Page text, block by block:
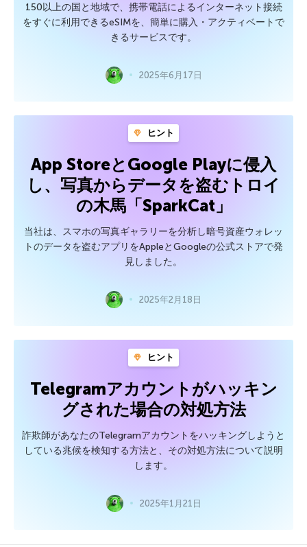
150以上の国と地域で、携帯電話によるインターネット接続
をすぐに利用できるeSIMを、簡単に購入・アクティベートで
きるサービスです。
2025年6月17日
ヒント
App StoreとGoogle Playに侵入
し、写真からデータを盗むトロイ
の木馬「SparkCat」
当社は、スマホの写真ギャラリーを分析し暗号資産ウォレッ
トのデータを盗むアプリをAppleとGoogleの公式ストアで発
見しました。
2025年2月18日
ヒント
Telegramアカウントがハッキン
グされた場合の対処方法
詐欺師があなたのTelegramアカウントをハッキングしようと
している兆候を検知する方法と、その対処方法について説明
します。
2025年1月21日